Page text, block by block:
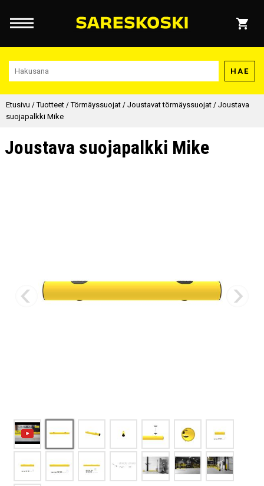
HAE
Etusivu /Tuotteet /Törmäyssuojat / Joustavat törmäyssuojat / Joustava
suojapalkki Mike
Joustava suojapalkki Mike